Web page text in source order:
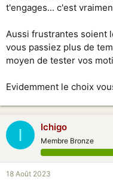
t'engages... c'est
Aussi frustrantes soient
vous passiez plus de
moyen de tester vos
Evidemment le choix
I Ichigo
Membre Bronze
18 Août 2023